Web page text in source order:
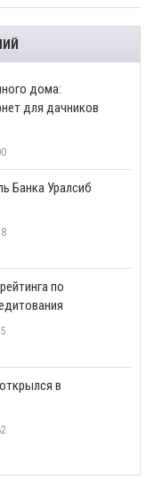
дома:
для дачников
Банка Уралсиб
по
в